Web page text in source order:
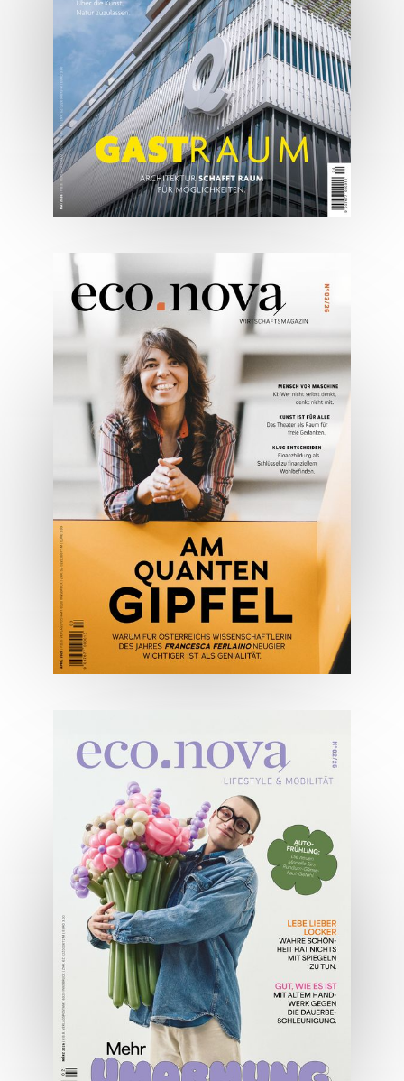
JETZT BESTELLEN
ONLINE LESEN
05/2026
Spezial: Architektur &
Lifestyle Mai 2026
JETZT BESTELLEN
ONLINE LESEN
04/2026
Wirtschaftsausgabe April 2026
JETZT BESTELLEN
ONLINE LESEN